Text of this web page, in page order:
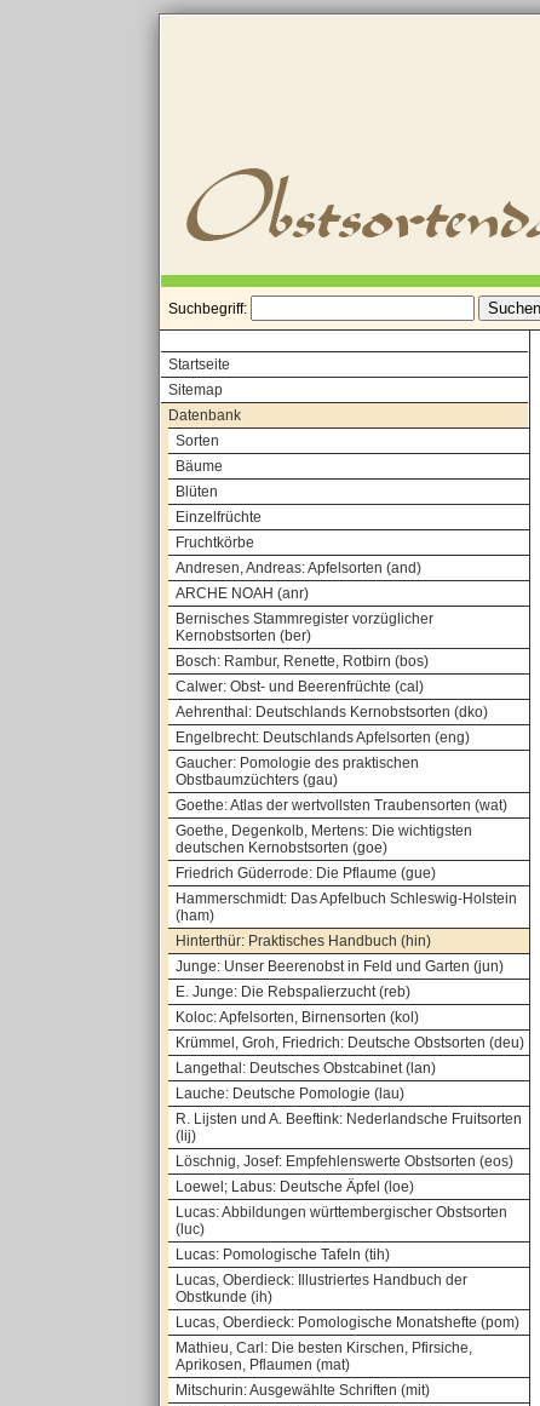
Suchbegriff:
Startseite
Sitemap
Datenbank
Sorten
Bäume
Blüten
Einzelfrüchte
Fruchtkörbe
Andresen, Andreas: Apfelsorten (and)
ARCHE NOAH (anr)
Bernisches Stammregister vorzüglicher
Kernobstsorten (ber)
Bosch: Rambur, Renette, Rotbirn (bos)
Calwer: Obst- und Beerenfrüchte (cal)
Aehrenthal: Deutschlands Kernobstsorten (dko)
Engelbrecht: Deutschlands Apfelsorten (eng)
Gaucher: Pomologie des praktischen
Obstbaumzüchters (gau)
Goethe: Atlas der wertvollsten Traubensorten (wat)
Goethe, Degenkolb, Mertens: Die wichtigsten
deutschen Kernobstsorten (goe)
Friedrich Güderrode: Die Pflaume (gue)
Hammerschmidt: Das Apfelbuch Schleswig-Holstein
(ham)
Hinterthür: Praktisches Handbuch (hin)
Junge: Unser Beerenobst in Feld und Garten (jun)
E. Junge: Die Rebspalierzucht (reb)
Koloc: Apfelsorten, Birnensorten (kol)
Krümmel, Groh, Friedrich: Deutsche Obstsorten (deu)
Langethal: Deutsches Obstcabinet (lan)
Lauche: Deutsche Pomologie (lau)
R. Lijsten und A. Beeftink: Nederlandsche Fruitsorten
(lij)
Löschnig, Josef: Empfehlenswerte Obstsorten (eos)
Loewel; Labus: Deutsche Äpfel (loe)
Lucas: Abbildungen württembergischer Obstsorten
(luc)
Lucas: Pomologische Tafeln (tih)
Lucas, Oberdieck: Illustriertes Handbuch der
Obstkunde (ih)
Lucas, Oberdieck: Pomologische Monatshefte (pom)
Mathieu, Carl: Die besten Kirschen, Pfirsiche,
Aprikosen, Pflaumen (mat)
Mitschurin: Ausgewählte Schriften (mit)